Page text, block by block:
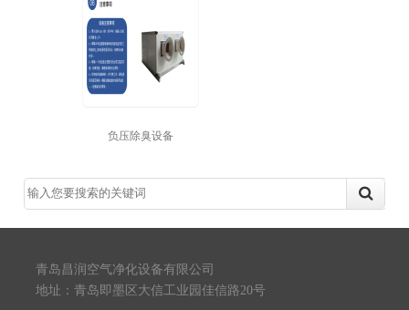
负压除臭设备
青岛昌润空气净化设备有限公司
地址：青岛即墨区大信工业园佳信路20号